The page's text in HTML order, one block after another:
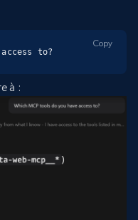
to?
Copy
à :